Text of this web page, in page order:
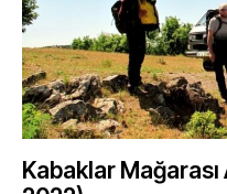
Kabaklar Mağarası